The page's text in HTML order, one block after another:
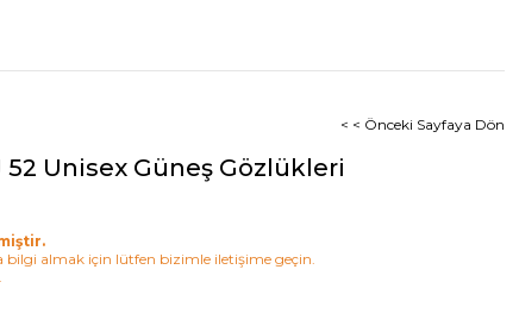
< < Önceki Sayfaya Dön
52 Unisex Güneş Gözlükleri
almak için lütfen bizimle iletişime geçin.